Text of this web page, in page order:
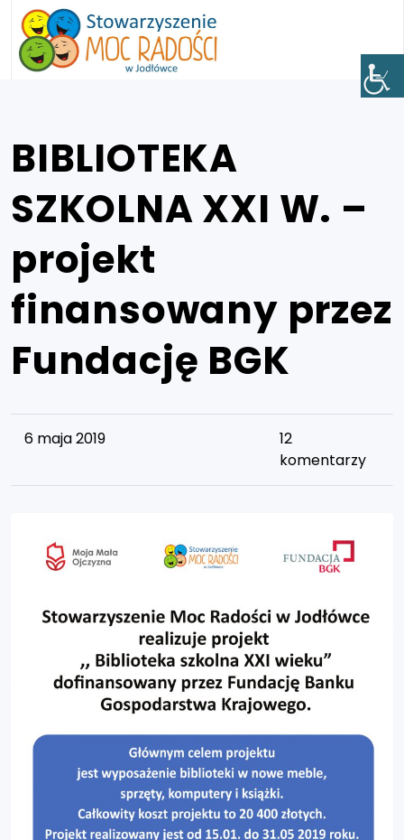
BIBLIOTEKA
SZKOLNA XXI W. –
projekt
finansowany przez
Fundację BGK
6 maja 2019
12
komentarzy